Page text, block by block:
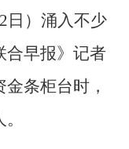
日）涌入不少
合早报》记者
条柜台时，